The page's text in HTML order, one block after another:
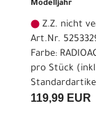
Modelljahr
Z.Z. nicht
Art.Nr.
Farbe:
pro Stück
119,99 EUR